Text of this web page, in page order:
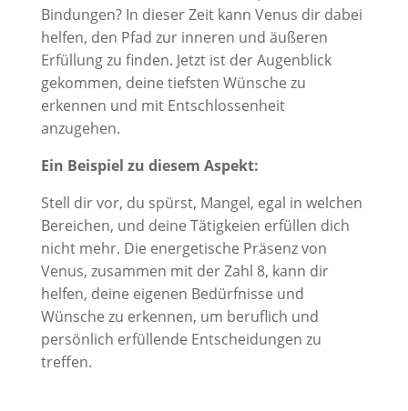
Bindungen? In dieser Zeit kann Venus dir dabei
helfen, den Pfad zur inneren und äußeren
Erfüllung zu finden. Jetzt ist der Augenblick
gekommen, deine tiefsten Wünsche zu
erkennen und mit Entschlossenheit
anzugehen.
Ein Beispiel zu diesem Aspekt:
Stell dir vor, du spürst, Mangel, egal in welchen
Bereichen, und deine Tätigkeien erfüllen dich
nicht mehr. Die energetische Präsenz von
Venus, zusammen mit der Zahl 8, kann dir
helfen, deine eigenen Bedürfnisse und
Wünsche zu erkennen, um beruflich und
persönlich erfüllende Entscheidungen zu
treffen.